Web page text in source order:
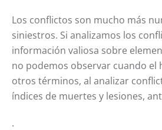
Los conflictos son mucho más
siniestros. Si analizamos los
información valiosa sobre
no podemos observar cuando el
otros términos, al analizar
índices de muertes y lesiones,
.